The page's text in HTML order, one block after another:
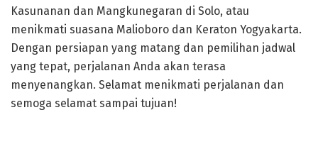
Kasunanan dan Mangkunegaran di Solo, atau
menikmati suasana Malioboro dan Keraton Yogyakarta.
Dengan persiapan yang matang dan pemilihan jadwal
yang tepat, perjalanan Anda akan terasa
menyenangkan. Selamat menikmati perjalanan dan
semoga selamat sampai tujuan!